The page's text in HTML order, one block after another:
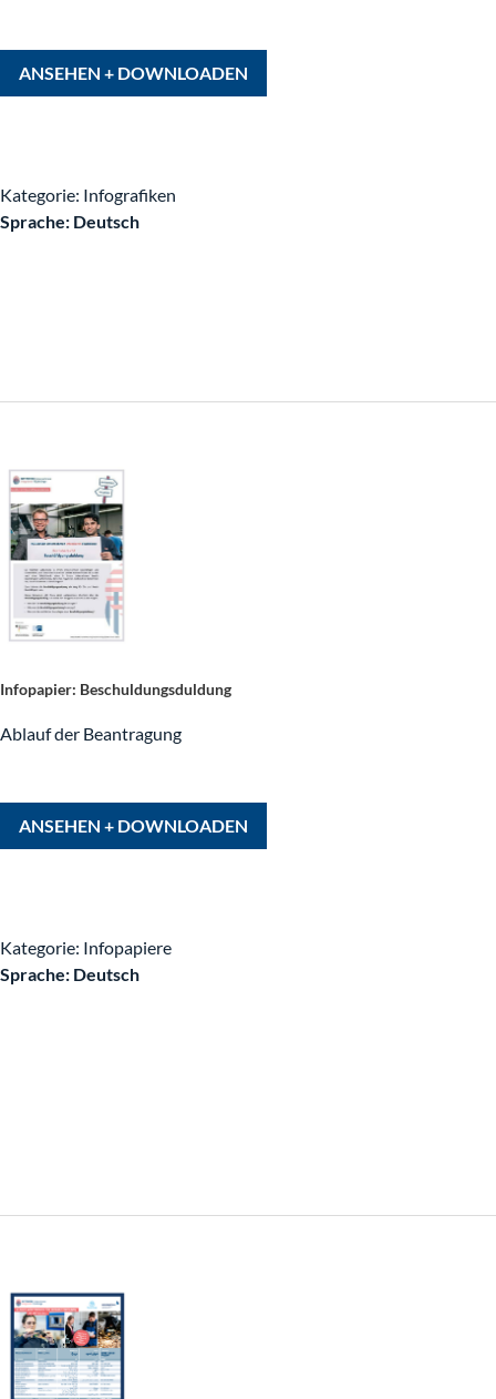
Integrationsscouts
ANSEHEN + DOWNLOADEN
Kategorie: Infografiken
Sprache: Deutsch
Infopapier: Beschuldungsduldung
Ablauf der Beantragung
ANSEHEN + DOWNLOADEN
Kategorie: Infopapiere
Sprache: Deutsch